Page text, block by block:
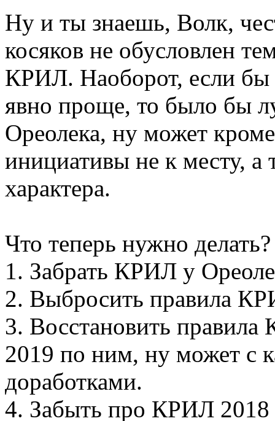
Ну и ты знаешь, Волк,
косяков не обусловлен
КРИЛ. Наоборот, если бы
явно проще, то было бы
Ореолека, ну может
инициативы не к месту, а
характера.
Что теперь нужно
1. Забрать КРИЛ у
2. Выбросить правила
3. Восстановить
2019 по ним, ну может с
доработками.
4. Забыть про КРИЛ 2018